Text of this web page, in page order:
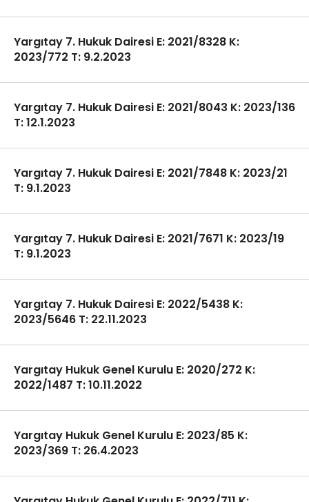
Yargıtay 7. Hukuk Dairesi E: 2021/8328 K:
2023/772 T: 9.2.2023
Yargıtay 7. Hukuk Dairesi E: 2021/8043 K: 2023/136
T: 12.1.2023
Yargıtay 7. Hukuk Dairesi E: 2021/7848 K: 2023/21
T: 9.1.2023
Yargıtay 7. Hukuk Dairesi E: 2021/7671 K: 2023/19
T: 9.1.2023
Yargıtay 7. Hukuk Dairesi E: 2022/5438 K:
2023/5646 T: 22.11.2023
Yargıtay Hukuk Genel Kurulu E: 2020/272 K:
2022/1487 T: 10.11.2022
Yargıtay Hukuk Genel Kurulu E: 2023/85 K:
2023/369 T: 26.4.2023